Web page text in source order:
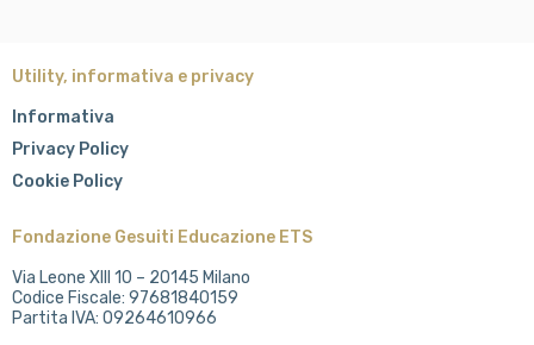
Utility, informativa e privacy
Informativa
Privacy Policy
Cookie Policy
Fondazione Gesuiti Educazione ETS
Via Leone XIII 10 – 20145 Milano
Codice Fiscale: 97681840159
Partita IVA: 09264610966